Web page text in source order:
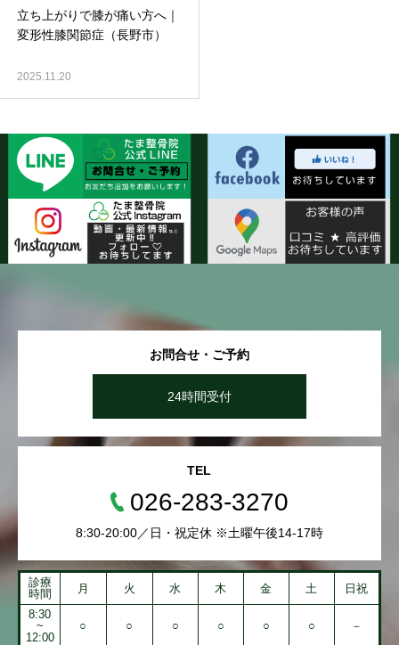
立ち上がりで膝が痛い方へ｜
変形性膝関節症（長野市）
2025.11.20
お問合せ・ご予約
24時間受付
TEL
026-283-3270
8:30-20:00／日・祝定休 ※土曜午後14-17時
診療
時間
月 火 水 木 金 土
日祝
8:30
~
12:00
○ ○ ○ ○ ○ ○ －